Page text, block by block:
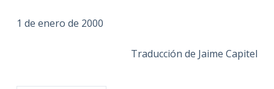
1 de enero de 2000
Traducción de Jaime Capitel